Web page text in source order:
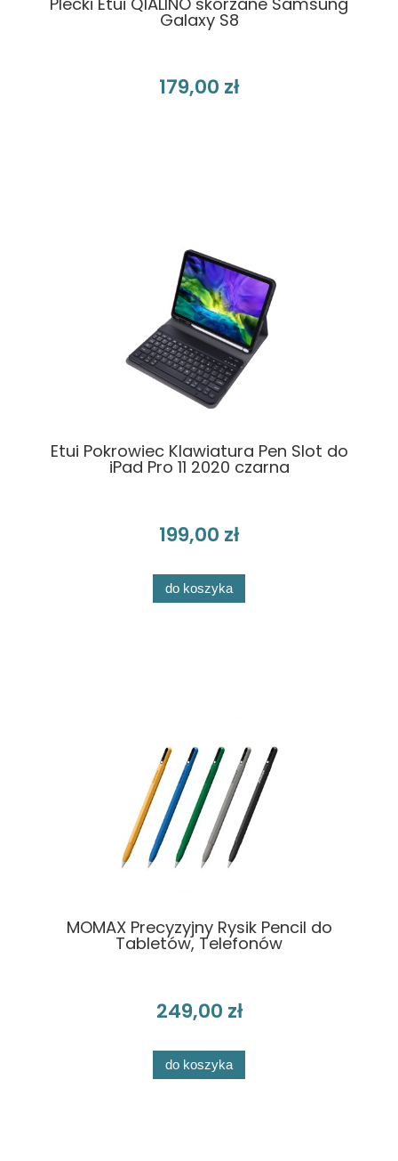
Galaxy S8
179,00 zł
Etui Pokrowiec Klawiatura Pen Slot do
iPad Pro 11 2020 czarna
199,00 zł
do koszyka
MOMAX Precyzyjny Rysik Pencil do
Tabletów, Telefonów
249,00 zł
do koszyka